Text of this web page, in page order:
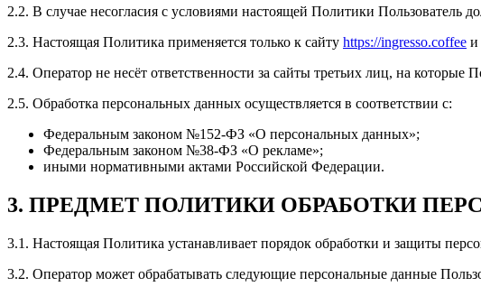
2.2. В случае несогласия с условиями настоящей Политики Пользователь
2.3. Настоящая Политика применяется только к сайту https://ingresso.coffee и
2.4. Оператор не несёт ответственности за сайты третьих лиц, на
2.5. Обработка персональных данных осуществляется в соответствии с:
Федеральным законом №152-ФЗ «О персональных данных»;
Федеральным законом №38-ФЗ «О рекламе»;
иными нормативными актами Российской Федерации.
3. ПРЕДМЕТ ПОЛИТИКИ ОБРАБОТКИ
3.1. Настоящая Политика устанавливает порядок обработки и защиты
3.2. Оператор может обрабатывать следующие персональные данные